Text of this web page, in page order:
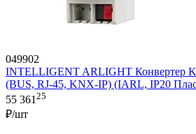
049902
INTELLIGENT ARLIGHT Конвертер
(BUS, RJ-45, KNX-IP) (IARL, IP20
55 36125
₽/шт